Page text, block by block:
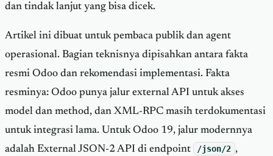
dan tindak lanjut yang bisa dicek.
Artikel ini dibuat untuk pembaca publik dan agent
operasional. Bagian teknisnya dipisahkan antara fakta
resmi Odoo dan rekomendasi implementasi. Fakta
resminya: Odoo punya jalur external API untuk akses
model dan method, dan XML-RPC masih terdokumentasi
untuk integrasi lama. Untuk Odoo 19, jalur modernnya
adalah External JSON-2 API di endpoint
/json/2 ,